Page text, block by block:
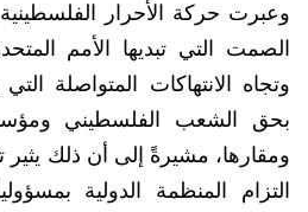
وعبرت حركة الأحرار
الصمت التي تبديها الأمم
وتجاه الانتهاكات المتواصلة
بحق الشعب الفلسطيني
ومقارها، مشيرةً إلى أن ذلك
التزام المنظمة الدولية